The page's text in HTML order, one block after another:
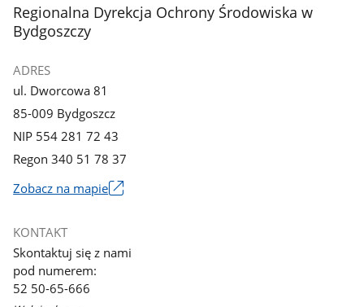
stopka
Regionalna Dyrekcja Ochrony Środowiska w
Bydgoszczy
ADRES
ul. Dworcowa 81
85-009 Bydgoszcz
NIP 554 281 72 43
Regon 340 51 78 37
Zobacz na mapie
się
w
nowym
oknie
KONTAKT
Skontaktuj się z nami
pod numerem:
52 50-65-666